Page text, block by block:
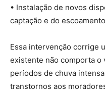
• Instalação de novos
captação e do
Essa intervenção corrige
existente não comporta o
períodos de chuva
transtornos aos